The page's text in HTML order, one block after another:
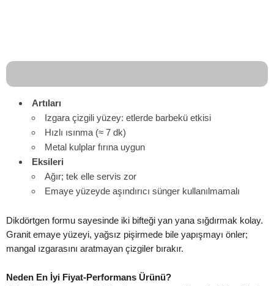
Artıları
Izgara çizgili yüzey: etlerde barbekü etkisi
Hızlı ısınma (≈ 7 dk)
Metal kulplar fırına uygun
Eksileri
Ağır; tek elle servis zor
Emaye yüzeyde aşındırıcı sünger kullanılmamalı
Dikdörtgen formu sayesinde iki bifteği yan yana sığdırmak kolay.
Granit emaye yüzeyi, yağsız pişirmede bile yapışmayı önler;
mangal ızgarasını aratmayan çizgiler bırakır.
Neden En İyi Fiyat-Performans Ürünü?